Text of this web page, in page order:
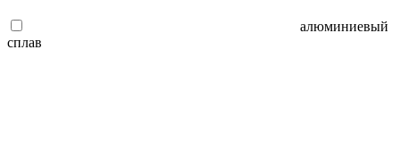
алюминиевый
сплав